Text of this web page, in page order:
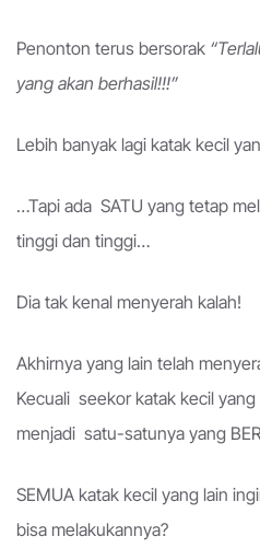
Penonton terus bersorak
yang akan berhasil!!!”
Lebih banyak lagi katak kecil
…Tapi ada SATU yang tetap
tinggi dan tinggi…
Dia tak kenal menyerah kalah!
Akhirnya yang lain telah
Kecuali seekor katak kecil
menjadi satu-satunya yang
SEMUA katak kecil yang lain
bisa melakukannya?